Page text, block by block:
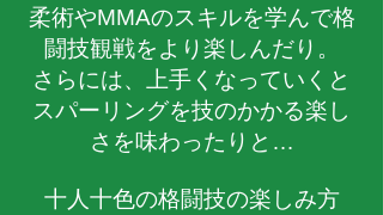
柔術やMMAのスキルを学んで格
闘技観戦をより楽しんだり。
さらには、上手くなっていくと
スパーリングを技のかかる楽し
さを味わったりと…
十人十色の格闘技の楽しみ方